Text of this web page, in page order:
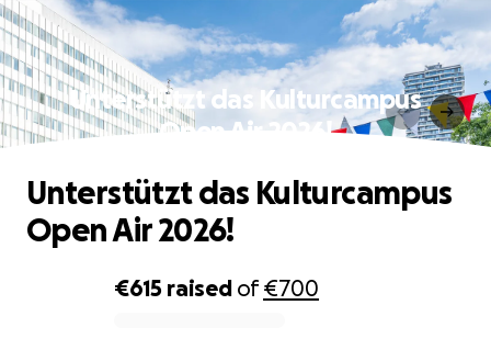
Unterstützt das Kulturcampus
Open Air 2026!
€615 raised of€700
Unterstützt das Kulturcampus
Open Air 2026!